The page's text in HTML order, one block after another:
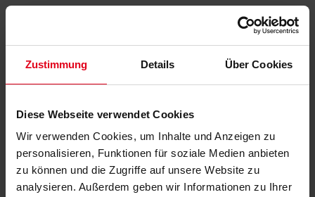
Zustimmung Details Über Cookies
Diese Webseite verwendet Cookies
Wir verwenden Cookies, um Inhalte und Anzeigen zu
personalisieren, Funktionen für soziale Medien anbieten
zu können und die Zugriffe auf unsere Website zu
analysieren. Außerdem geben wir Informationen zu Ihrer